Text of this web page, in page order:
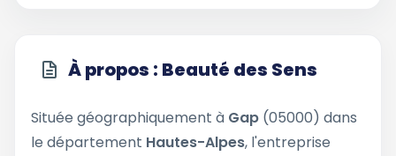
À propos : Beauté des Sens
Située géographiquement à Gap (05000) dans
le département Hautes-Alpes, l'entreprise